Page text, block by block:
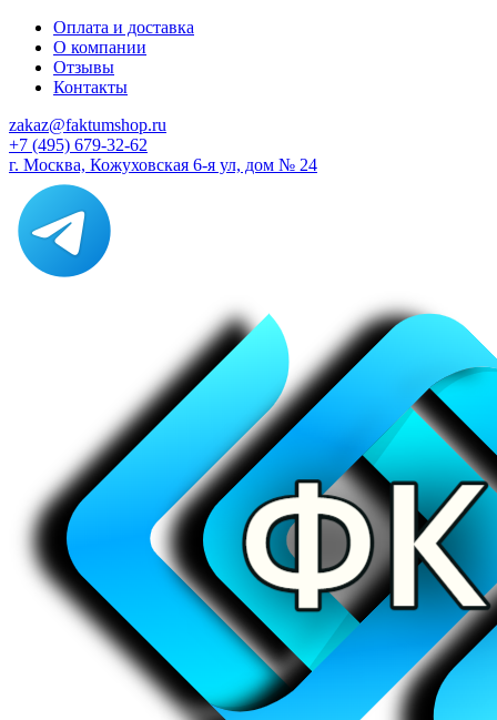
Оплата и доставка
О компании
Отзывы
Контакты
zakaz@faktumshop.ru
+7 (495) 679-32-62
г. Москва, Кожуховская 6-я ул, дом № 24